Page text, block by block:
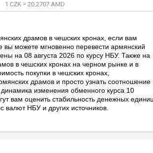
1 CZK = 20.2707 AMD
драмов в чешских кронах, если вам
можете мгновенно перевести армянский
на 08 августа 2026 по курсу НБУ. Также на
в чешских кронах на черном рынке и в
покупки в чешских кронах,
драмов и просто узнать соотношение
изменения обменного курса 10
вам оценить стабильность денежных единиц
валют НБУ и других источников.